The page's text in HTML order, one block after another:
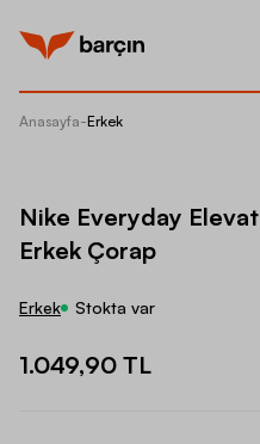
Anasayfa-Erkek
Nike Everyday
Erkek Çorap
Erkek Stokta var
1.049,90 TL